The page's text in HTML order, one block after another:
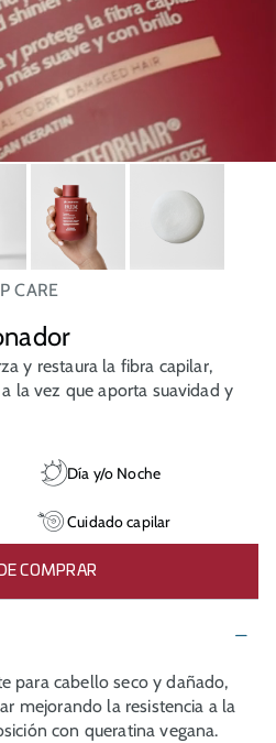
CARE
y restaura la fibra capilar,
la vez que aporta suavidad y
Día y/o Noche
Cuidado capilar
COMPRAR
para cabello seco y dañado,
mejorando la resistencia a la
con queratina vegana.